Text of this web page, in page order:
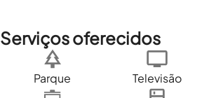
Serviços oferecidos
Parque Televisão